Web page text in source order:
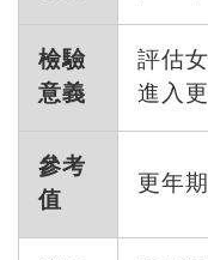
檢驗
意義
評估
進入
參考
值
更年